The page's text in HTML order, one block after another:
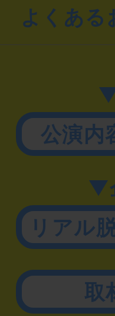
よくある
公演内
▼
リアル
取